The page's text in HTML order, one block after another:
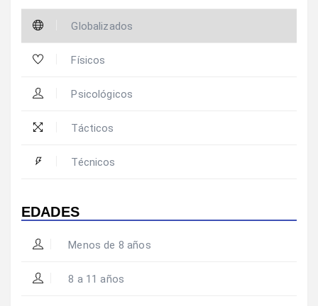
Globalizados
Físicos
Psicológicos
Tácticos
Técnicos
EDADES
Menos de 8 años
8 a 11 años